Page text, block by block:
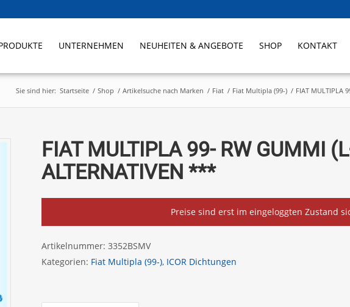
UNTERNEHMEN NEUHEITEN & ANGEBOTE SHOP KONTAKT
Sie sind hier: Startseite / Shop / Artikelsuche nach Marken / Fiat / Fiat Multipla (99-) / FIAT MULTIPLA
FIAT MULTIPLA 99- RW GUMMI
ALTERNATIVEN ***
Preise sind erst im eingeloggten Zustand
Artikelnummer:3352BSMV
Kategorien: Fiat Multipla (99-), ICOR Dichtungen